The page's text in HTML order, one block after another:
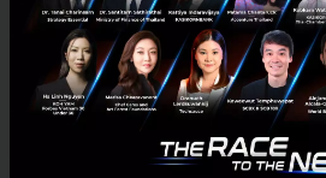
ต่างประเทศ ด้วยเหตุนี้ประเทศจึง
พึ่งพาจากน้ำมันมากขึ้น ในขณะเดี
การแพร่ระบาดของ COVID-19 อ
หุ้นทั่วโลก กองทุนรัฐบาลซาอุฯ ไ
ยักษ์ใหญ่ในอเมริกาหลายราย เช่น